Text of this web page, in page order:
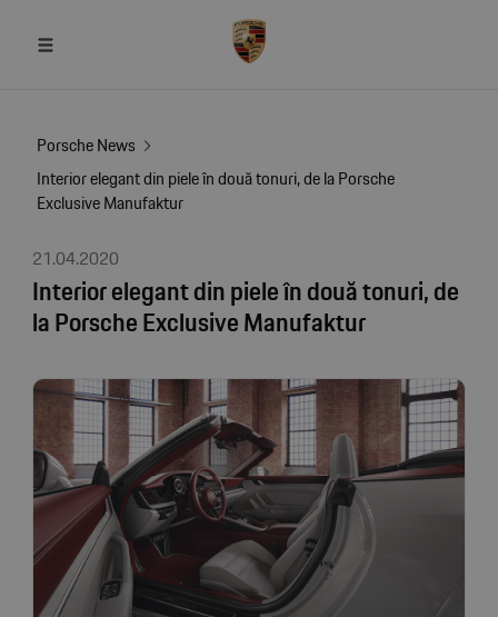
Porsche News
Interior elegant din piele în două tonuri, de la Porsche
Exclusive Manufaktur
21.04.2020
Interior elegant din piele în două tonuri, de
la Porsche Exclusive Manufaktur